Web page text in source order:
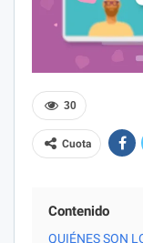
30
Cuota
Contenido
QUIÉNES SON